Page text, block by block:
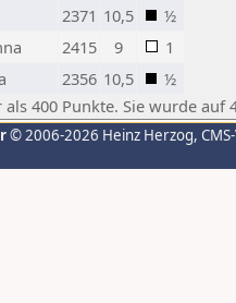
2371 10,5
½
2415 9
1
2356 10,5
½
400 Punkte. Sie wurde auf
© 2006-2026 Heinz Herzog,